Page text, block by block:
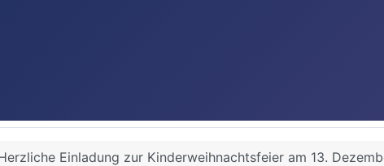
Einladung zur Kinderweihnachtsfeier am 13.